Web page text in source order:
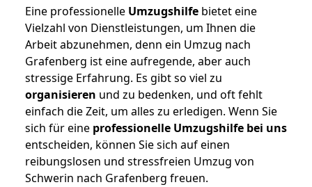
Eine professionelle Umzugshilfe bietet eine
Vielzahl von Dienstleistungen, um Ihnen die
Arbeit abzunehmen, denn ein Umzug nach
Grafenberg ist eine aufregende, aber auch
stressige Erfahrung. Es gibt so viel zu
organisieren und zu bedenken, und oft fehlt
einfach die Zeit, um alles zu erledigen. Wenn Sie
sich für eine professionelle Umzugshilfe bei uns
entscheiden, können Sie sich auf einen
reibungslosen und stressfreien Umzug von
Schwerin nach Grafenberg freuen.